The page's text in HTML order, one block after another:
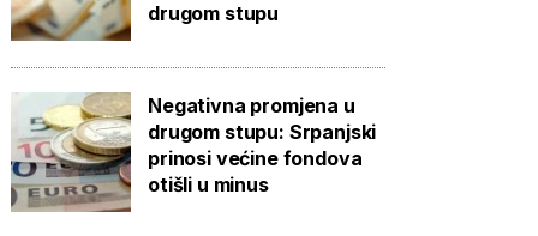
drugom stupu
Negativna promjena u
drugom stupu: Srpanjski
prinosi većine fondova
otišli u minus